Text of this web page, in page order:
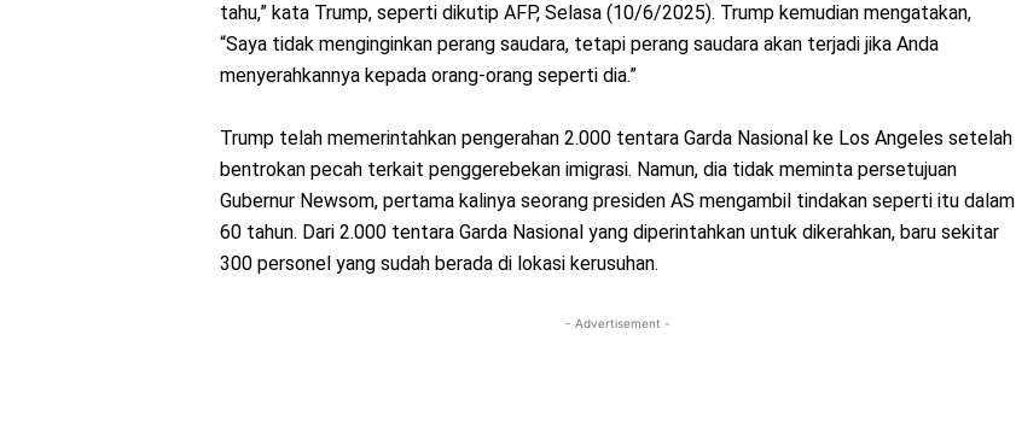
tahu,” kata Trump, seperti dikutip AFP, Selasa (10/6/2025). Trump kemudian mengatakan,
“Saya tidak menginginkan perang saudara, tetapi perang saudara akan terjadi jika Anda
menyerahkannya kepada orang-orang seperti dia.”
Trump telah memerintahkan pengerahan 2.000 tentara Garda Nasional ke Los Angeles setelah
bentrokan pecah terkait penggerebekan imigrasi. Namun, dia tidak meminta persetujuan
Gubernur Newsom, pertama kalinya seorang presiden AS mengambil tindakan seperti itu dalam
60 tahun. Dari 2.000 tentara Garda Nasional yang diperintahkan untuk dikerahkan, baru sekitar
300 personel yang sudah berada di lokasi kerusuhan.
- Advertisement -